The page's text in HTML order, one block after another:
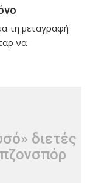
τη μεταγραφή
να
διετές